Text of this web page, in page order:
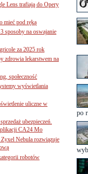
po
Lens trafiają do Opery
mieć pod ręką
sposoby na oswajanie
za 2025 rok
zdrowia lekarstwem na
społeczność
wyświetlania
uliczne w
ubezpieczeń.
CA24 Mo
Zyxel Nebula rozwiązuje
robotów